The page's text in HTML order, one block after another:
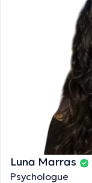
Luna Marras
Psychologue